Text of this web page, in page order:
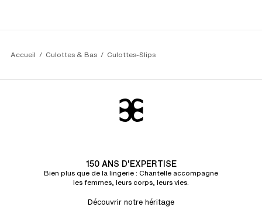
Accueil Culottes & Bas Culottes-Slips
150 ANS D'EXPERTISE
Bien plus que de la lingerie : Chantelle accompagne
les femmes, leurs corps, leurs vies.
Découvrir notre héritage